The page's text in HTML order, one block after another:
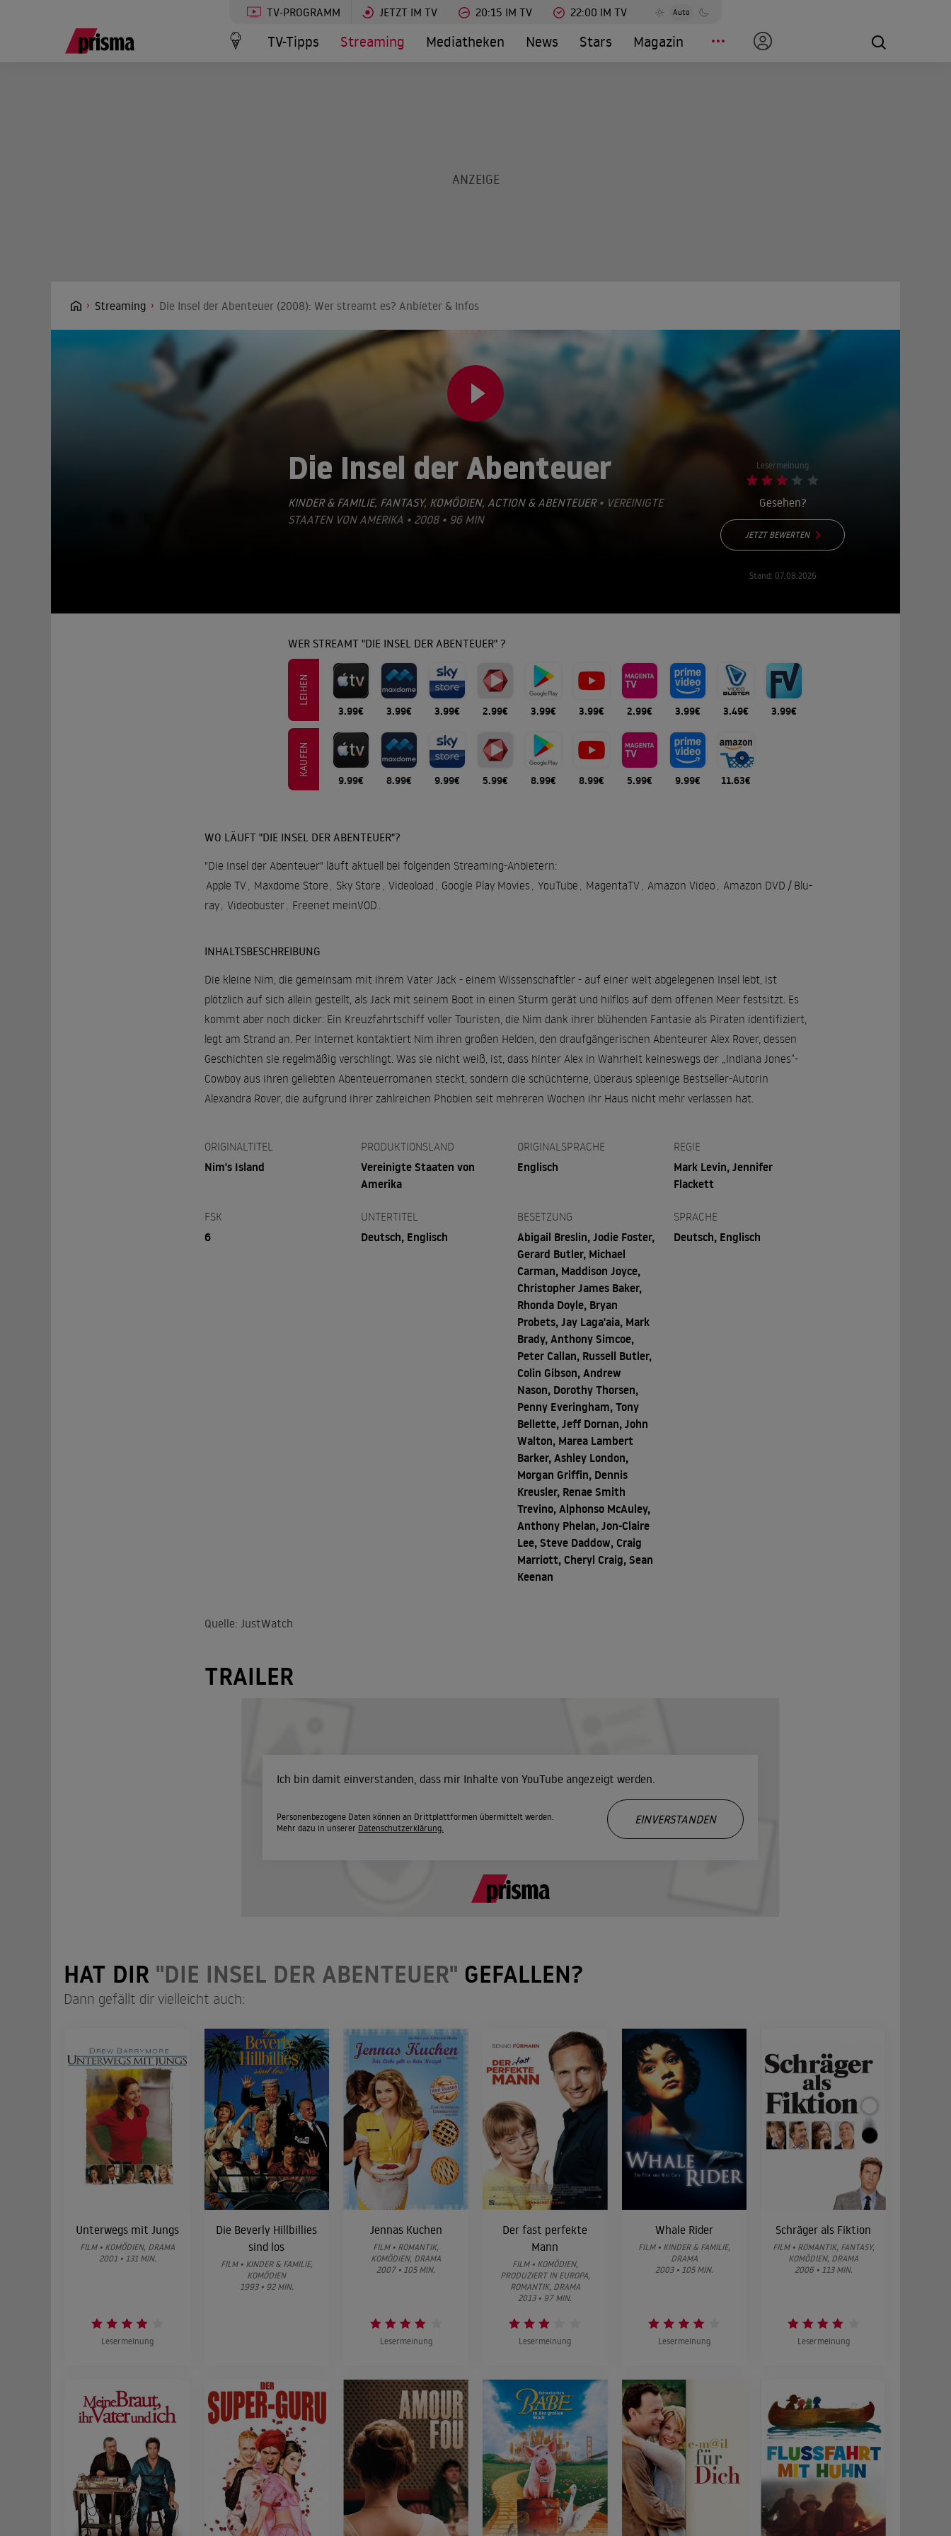
TV-PROGRAMM JETZT IM TV 20:15 IM TV 22:00 IM TV Auto
TV-Tipps Streaming Mediatheken News Stars Magazin
Streaming Die Insel der Abenteuer (2008): Wer streamt es? Anbieter & Infos
Die Insel der Abenteuer
KINDER & FAMILIE, FANTASY, KOMÖDIEN, ACTION & ABENTEUER• VEREINIGTE
STAATEN VON AMERIKA • 2008 • 96 MIN
Lesermeinung
Gesehen?
JETZT BEWERTEN
Stand: 07.08.2026
WER STREAMT "DIE INSEL DER ABENTEUER" ?
LEIHEN
3.99€ 3.99€ 3.99€ 2.99€ 3.99€ 3.99€ 2.99€ 3.99€ 3.49€ 3.99€
KAUFEN
9.99€ 8.99€ 9.99€ 5.99€ 8.99€ 8.99€ 5.99€ 9.99€ 11.63€
WO LÄUFT "DIE INSEL DER ABENTEUER"?
"Die Insel der Abenteuer" läuft aktuell bei folgenden Streaming-Anbietern:
Apple TV, Maxdome Store , Sky Store , Videoload , Google Play Movies, YouTube , MagentaTV, Amazon Video , Amazon DVD / Blu-
ray, Videobuster, Freenet meinVOD .
INHALTSBESCHREIBUNG
Die kleine Nim, die gemeinsam mit ihrem Vater Jack - einem Wissenschaftler - auf einer weit abgelegenen Insel lebt, ist
plötzlich auf sich allein gestellt, als Jack mit seinem Boot in einen Sturm gerät und hilflos auf dem offenen Meer festsitzt. Es
kommt aber noch dicker: Ein Kreuzfahrtschiff voller Touristen, die Nim dank ihrer blühenden Fantasie als Piraten identifiziert,
legt am Strand an. Per Internet kontaktiert Nim ihren großen Helden, den draufgängerischen Abenteurer Alex Rover, dessen
Geschichten sie regelmäßig verschlingt. Was sie nicht weiß, ist, dass hinter Alex in Wahrheit keineswegs der „Indiana Jones“-
Cowboy aus ihren geliebten Abenteuerromanen steckt, sondern die schüchterne, überaus spleenige Bestseller-Autorin
Alexandra Rover, die aufgrund ihrer zahlreichen Phobien seit mehreren Wochen ihr Haus nicht mehr verlassen hat.
ORIGINALTITEL
Nim's Island
PRODUKTIONSLAND
Vereinigte Staaten von
Amerika
ORIGINALSPRACHE
Englisch
REGIE
Mark Levin, Jennifer
Flackett
FSK
6
UNTERTITEL
Deutsch, Englisch
BESETZUNG
Abigail Breslin, Jodie Foster,
Gerard Butler, Michael
Carman, Maddison Joyce,
Christopher James Baker,
Rhonda Doyle, Bryan
Probets, Jay Laga'aia, Mark
Brady, Anthony Simcoe,
Peter Callan, Russell Butler,
Colin Gibson, Andrew
Nason, Dorothy Thorsen,
Penny Everingham, Tony
Bellette, Jeff Dornan, John
Walton, Marea Lambert
Barker, Ashley London,
Morgan Griffin, Dennis
Kreusler, Renae Smith
Trevino, Alphonso McAuley,
Anthony Phelan, Jon-Claire
Lee, Steve Daddow, Craig
Marriott, Cheryl Craig, Sean
Keenan
SPRACHE
Deutsch, Englisch
Quelle: JustWatch
TRAILER
Ich bin damit einverstanden, dass mir Inhalte von YouTube angezeigt werden.
Personenbezogene Daten können an Drittplattformen übermittelt werden.
Mehr dazu in unserer Datenschutzerklärung.
EINVERSTANDEN
HAT DIR "DIE INSEL DER ABENTEUER" GEFALLEN?
Dann gefällt dir vielleicht auch:
Unterwegs mit Jungs
FILM • KOMÖDIEN, DRAMA
2001 • 131 MIN.
Lesermeinung
Die Beverly Hillbillies
sind los
FILM • KINDER & FAMILIE,
KOMÖDIEN
1993 • 92 MIN.
Jennas Kuchen
FILM • ROMANTIK,
KOMÖDIEN, DRAMA
2007 • 105 MIN.
Lesermeinung
Der fast perfekte
Mann
FILM • KOMÖDIEN,
PRODUZIERT IN EUROPA,
ROMANTIK, DRAMA
2013 • 97 MIN.
Lesermeinung
Whale Rider
FILM • KINDER & FAMILIE,
DRAMA
2003 • 105 MIN.
Lesermeinung
Schräger als Fiktion
FILM • ROMANTIK, FANTASY,
KOMÖDIEN, DRAMA
2006 • 113 MIN.
Lesermeinung